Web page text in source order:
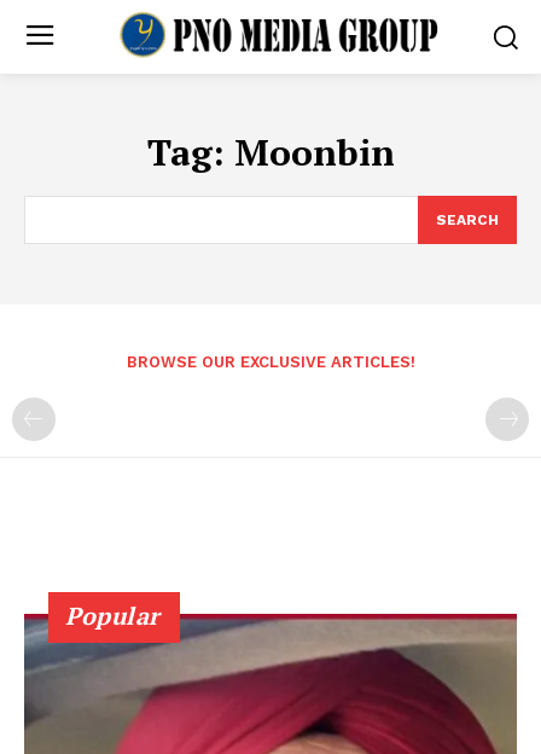
Tag: Moonbin
SEARCH
BROWSE OUR EXCLUSIVE ARTICLES!
Popular